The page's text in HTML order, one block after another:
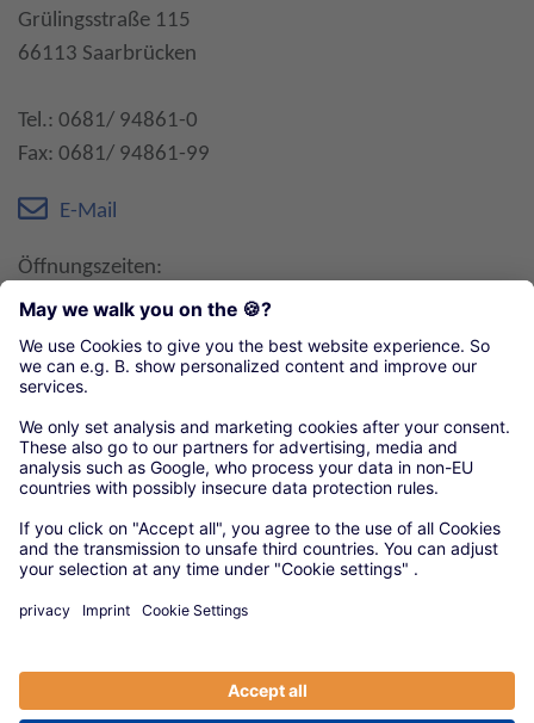
Grülingsstraße 115
66113 Saarbrücken
Tel.: 0681/ 94861-0
Fax: 0681/ 94861-99
E-Mail
Öffnungszeiten:
Mo-Do: 07:00-12:00 Uhr und 12:30-16:00 Uhr
Fr: 07:00-12:00 Uhr und 12:30-13:30 Uhr
Organisationen unseres örtlichen Handwerks
Arbeitgeberverband des Saarländischen
© 2020 Versorgungswerke|Anbieter|Datenschutz|
Cookie-Einstellungen